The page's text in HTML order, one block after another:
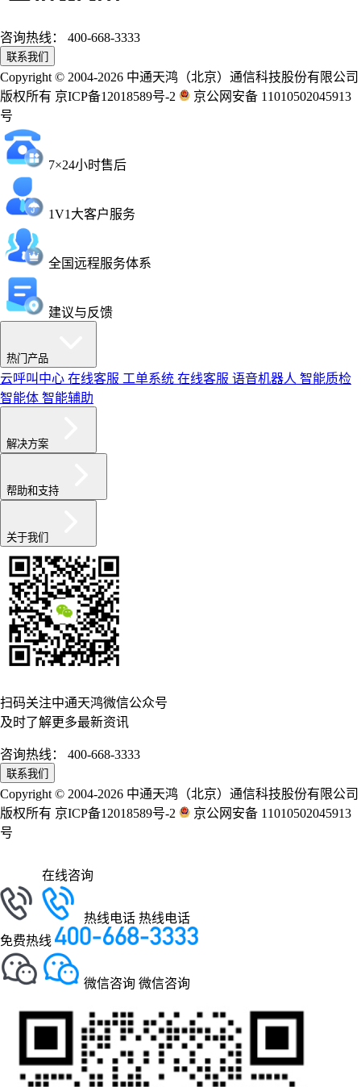
咨询热线： 400-668-3333
联系我们
Copyright © 2004-2026 中通天鸿（北京）通信科技股份有限公司
版权所有 京ICP备12018589号-2
京公网安备 11010502045913
号
7×24小时售后
1V1大客户服务
全国远程服务体系
建议与反馈
热门产品
云呼叫中心 在线客服 工单系统 在线客服 语音机器人 智能质检
智能体 智能辅助
解决方案
帮助和支持
关于我们
扫码关注中通天鸿微信公众号
及时了解更多最新资讯
咨询热线： 400-668-3333
联系我们
Copyright © 2004-2026 中通天鸿（北京）通信科技股份有限公司
版权所有 京ICP备12018589号-2
京公网安备 11010502045913
号
在线咨询
热线电话 热线电话
免费热线
微信咨询 微信咨询